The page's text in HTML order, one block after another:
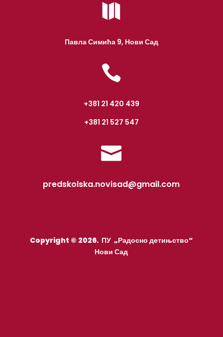

Павла Симића 9, Нови Сад

+381 21 420 439
+381 21 527 547

predskolska.novisad@gmail.com
Copyright © 2026. ПУ „Радосно детињство“
Нови Сад